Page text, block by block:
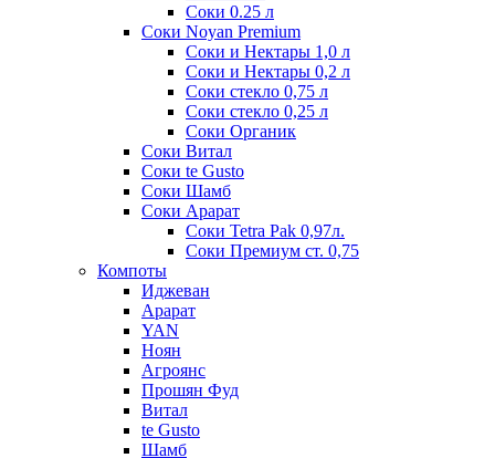
Соки 0.25 л
Соки Noyan Premium
Соки и Нектары 1,0 л
Соки и Нектары 0,2 л
Соки стекло 0,75 л
Соки стекло 0,25 л
Соки Органик
Соки Витал
Соки te Gusto
Соки Шамб
Соки Арарат
Соки Tetra Pak 0,97л.
Соки Премиум ст. 0,75
Компоты
Иджеван
Арарат
YAN
Ноян
Агроянс
Прошян Фуд
Витал
te Gusto
Шамб